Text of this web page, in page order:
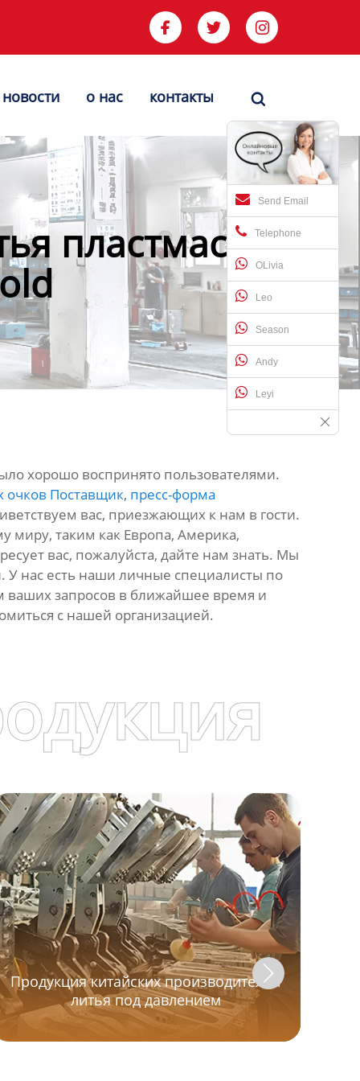
  
новости о нас контакты 
Send Email
Telephone
OLivia
Leo
Season
Andy
Leyi
пластмасс
хорошо воспринято пользователями.
Поставщик, пресс-форма
вас, приезжающих к нам в гости.
миру, таким как Европа, Америка,
вас, пожалуйста, дайте нам знать. Мы
нас есть наши личные специалисты по
ваших запросов в ближайшее время и
с нашей организацией.
Продукция китайских производителей
литья под давлением